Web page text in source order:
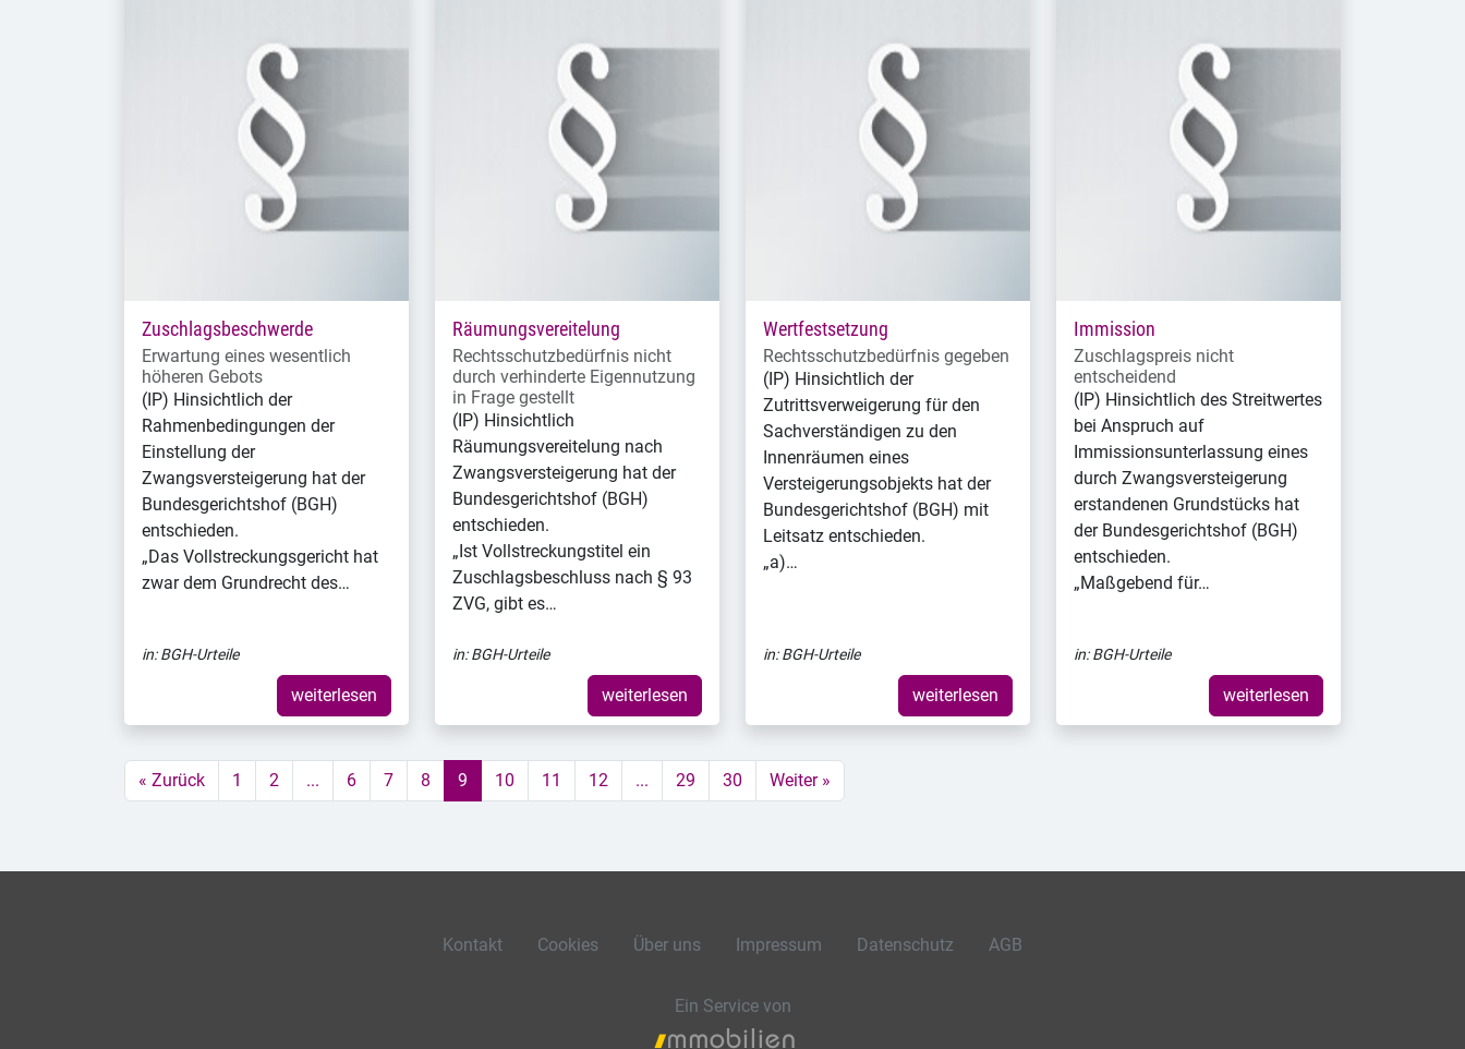
Zuschlagsbeschwerde
Erwartung eines wesentlich
höheren Gebots
(IP) Hinsichtlich der
Rahmenbedingungen der
Einstellung der
Zwangsversteigerung hat der
Bundesgerichtshof (BGH)
entschieden.
„Das Vollstreckungsgericht hat
zwar dem Grundrecht des…
in:BGH-Urteile
weiterlesen
Räumungsvereitelung
Rechtsschutzbedürfnis nicht
durch verhinderte Eigennutzung
in Frage gestellt
(IP) Hinsichtlich
Räumungsvereitelung nach
Zwangsversteigerung hat der
Bundesgerichtshof (BGH)
entschieden.
„Ist Vollstreckungstitel ein
Zuschlagsbeschluss nach § 93
ZVG, gibt es…
in:BGH-Urteile
weiterlesen
Wertfestsetzung
Rechtsschutzbedürfnis gegeben
(IP) Hinsichtlich der
Zutrittsverweigerung für den
Sachverständigen zu den
Innenräumen eines
Versteigerungsobjekts hat der
Bundesgerichtshof (BGH) mit
Leitsatz entschieden.
„a)…
in:BGH-Urteile
weiterlesen
Immission
Zuschlagspreis nicht
entscheidend
(IP) Hinsichtlich des Streitwertes
bei Anspruch auf
Immissionsunterlassung eines
durch Zwangsversteigerung
erstandenen Grundstücks hat
der Bundesgerichtshof (BGH)
entschieden.
„Maßgebend für…
in:BGH-Urteile
weiterlesen
« Zurück 1 2 ... 6 7 8 9 10 11 12 ... 29 30 Weiter »
Kontakt Cookies Über uns Impressum Datenschutz AGB
Ein Service von